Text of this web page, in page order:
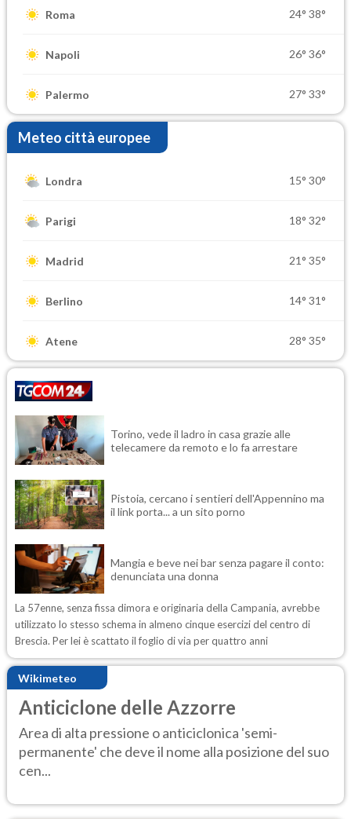
Roma 24° 38°
Napoli 26° 36°
Palermo 27° 33°
Meteo città europee
Londra 15° 30°
Parigi 18° 32°
Madrid 21° 35°
Berlino 14° 31°
Atene 28° 35°
Torino, vede il ladro in casa grazie alle
telecamere da remoto e lo fa arrestare
Pistoia, cercano i sentieri dell'Appennino ma
il link porta... a un sito porno
Mangia e beve nei bar senza pagare il conto:
denunciata una donna
La 57enne, senza fissa dimora e originaria della Campania, avrebbe
utilizzato lo stesso schema in almeno cinque esercizi del centro di
Brescia. Per lei è scattato il foglio di via per quattro anni
Wikimeteo
Anticiclone delle Azzorre
Area di alta pressione o anticiclonica 'semi-
permanente' che deve il nome alla posizione del suo
cen...